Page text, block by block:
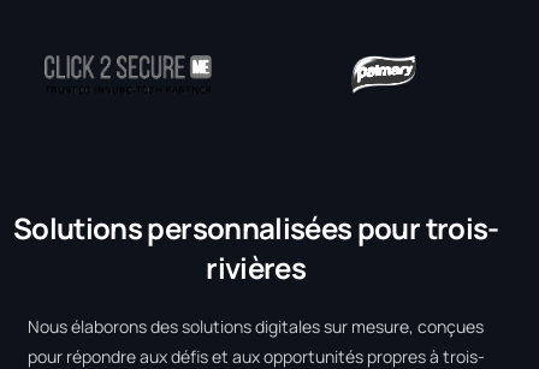
Solutions personnalisées pour trois-
rivières
Nous élaborons des solutions digitales sur mesure, conçues
pour répondre aux défis et aux opportunités propres à trois-